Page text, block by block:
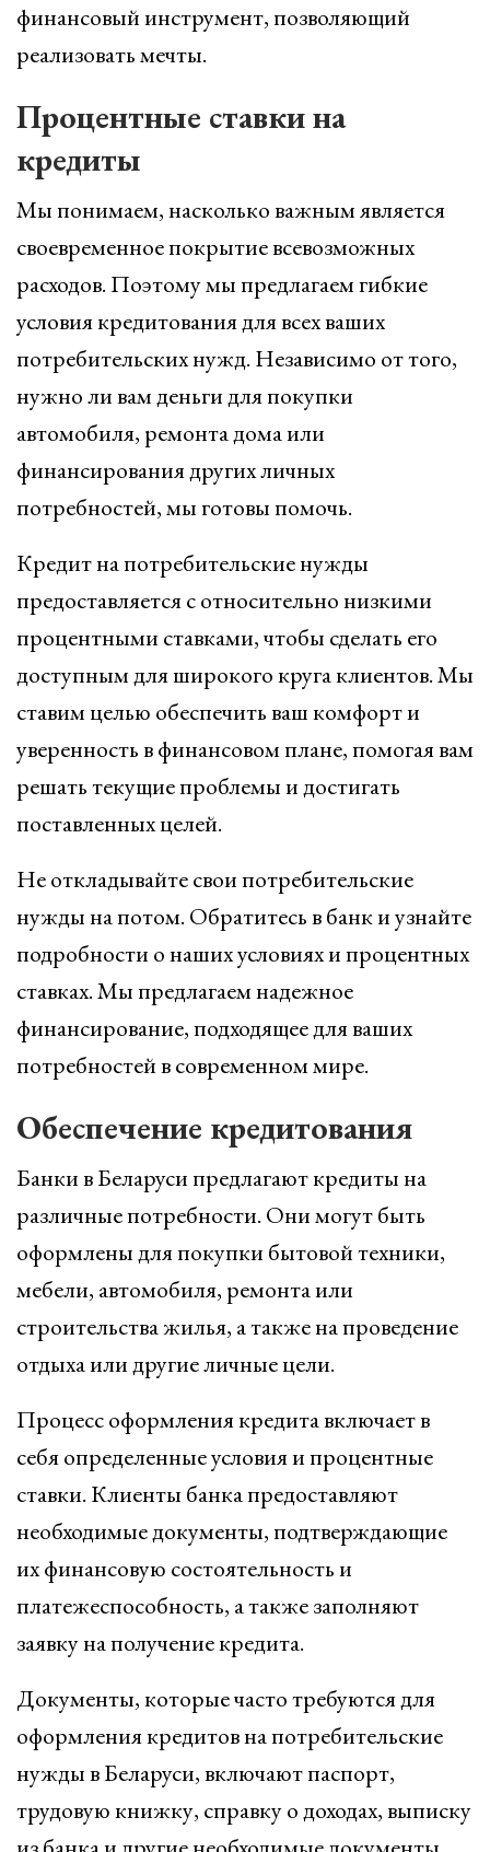
финансовый инструмент, позволяющий
реализовать мечты.
Процентные ставки на
кредиты
Мы понимаем, насколько важным является
своевременное покрытие всевозможных
расходов. Поэтому мы предлагаем гибкие
условия кредитования для всех ваших
потребительских нужд. Независимо от того,
нужно ли вам деньги для покупки
автомобиля, ремонта дома или
финансирования других личных
потребностей, мы готовы помочь.
Кредит на потребительские нужды
предоставляется с относительно низкими
процентными ставками, чтобы сделать его
доступным для широкого круга клиентов. Мы
ставим целью обеспечить ваш комфорт и
уверенность в финансовом плане, помогая вам
решать текущие проблемы и достигать
поставленных целей.
Не откладывайте свои потребительские
нужды на потом. Обратитесь в банк и узнайте
подробности о наших условиях и процентных
ставках. Мы предлагаем надежное
финансирование, подходящее для ваших
потребностей в современном мире.
Обеспечение кредитования
Банки в Беларуси предлагают кредиты на
различные потребности. Они могут быть
оформлены для покупки бытовой техники,
мебели, автомобиля, ремонта или
строительства жилья, а также на проведение
отдыха или другие личные цели.
Процесс оформления кредита включает в
себя определенные условия и процентные
ставки. Клиенты банка предоставляют
необходимые документы, подтверждающие
их финансовую состоятельность и
платежеспособность, а также заполняют
заявку на получение кредита.
Документы, которые часто требуются для
оформления кредитов на потребительские
нужды в Беларуси, включают паспорт,
трудовую книжку, справку о доходах, выписку